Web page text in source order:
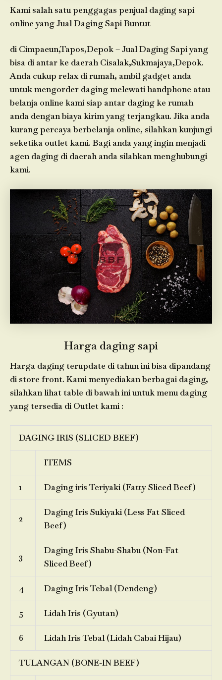
Kami salah satu penggagas penjual daging sapi
online yang Jual Daging Sapi Buntut
di Cimpaeun,Tapos,Depok – Jual Daging Sapi yang
bisa di antar ke daerah Cisalak,Sukmajaya,Depok.
Anda cukup relax di rumah, ambil gadget anda
untuk mengorder daging melewati handphone atau
belanja online kami siap antar daging ke rumah
anda dengan biaya kirim yang terjangkau. Jika anda
kurang percaya berbelanja online, silahkan kunjungi
seketika outlet kami. Bagi anda yang ingin menjadi
agen daging di daerah anda silahkan menghubungi
kami.
Harga daging sapi
Harga daging terupdate di tahun ini bisa dipandang
di store front. Kami menyediakan berbagai daging,
silahkan lihat table di bawah ini untuk menu daging
yang tersedia di Outlet kami :
DAGING IRIS (SLICED BEEF)
ITEMS
1 Daging iris Teriyaki (Fatty Sliced Beef)
2
Daging Iris Sukiyaki (Less Fat Sliced
Beef)
3
Daging Iris Shabu-Shabu (Non-Fat
Sliced Beef)
4 Daging Iris Tebal (Dendeng)
5 Lidah Iris (Gyutan)
6 Lidah Iris Tebal (Lidah Cabai Hijau)
TULANGAN (BONE-IN BEEF)